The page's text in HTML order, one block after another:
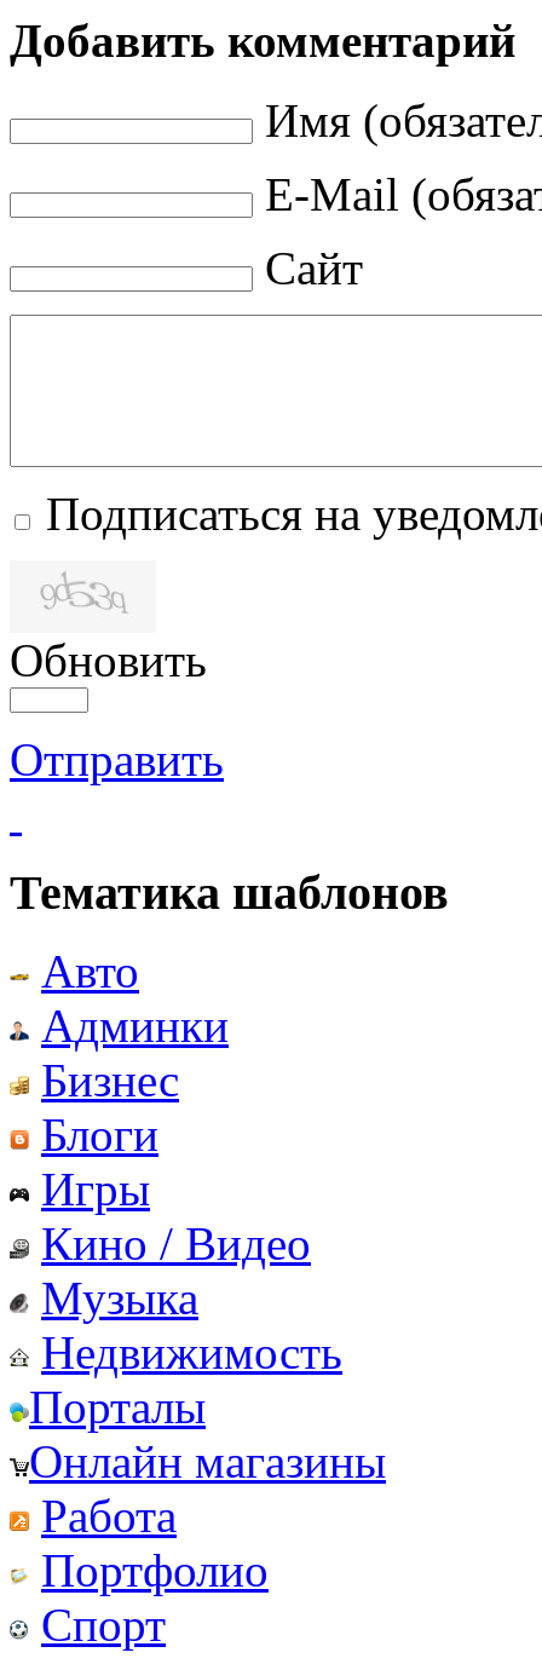
Добавить комментарий
Имя
E-Mail
Сайт
Подписаться на
Обновить
Отправить
Тематика шаблонов
Авто
Админки
Бизнес
Блоги
Игры
Кино / Видео
Музыка
Недвижимость
Порталы
Онлайн магазины
Работа
Портфолио
Спорт